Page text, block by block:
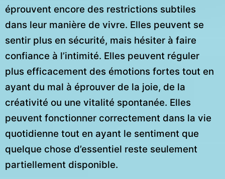
éprouvent encore des restrictions subtiles
dans leur manière de vivre. Elles peuvent se
sentir plus en sécurité, mais hésiter à faire
confiance à l’intimité. Elles peuvent réguler
plus efficacement des émotions fortes tout en
ayant du mal à éprouver de la joie, de la
créativité ou une vitalité spontanée. Elles
peuvent fonctionner correctement dans la vie
quotidienne tout en ayant le sentiment que
quelque chose d’essentiel reste seulement
partiellement disponible.